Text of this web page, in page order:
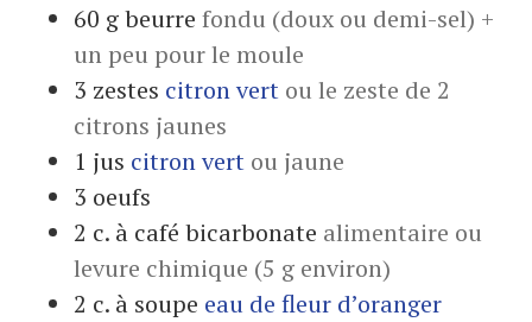
60 gbeurre fondu (doux ou demi-sel) +
un peu pour le moule
3 zestes citron vert ou le zeste de 2
citrons jaunes
1 jus citron vert ou jaune
3 oeufs
2 c. à café bicarbonate alimentaire ou
levure chimique (5 g environ)
2 c. à soupe eau de fleur d’oranger